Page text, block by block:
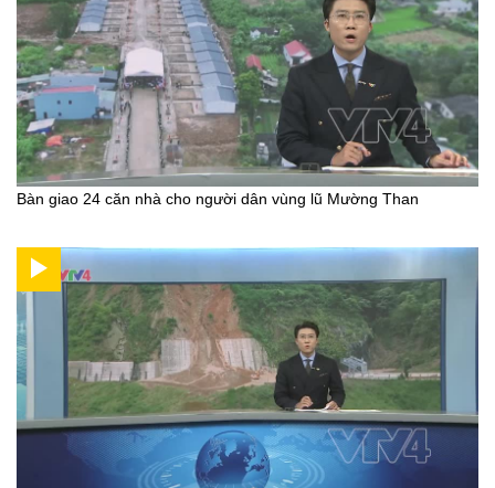
Bàn giao 24 căn nhà cho người dân vùng lũ Mường Than